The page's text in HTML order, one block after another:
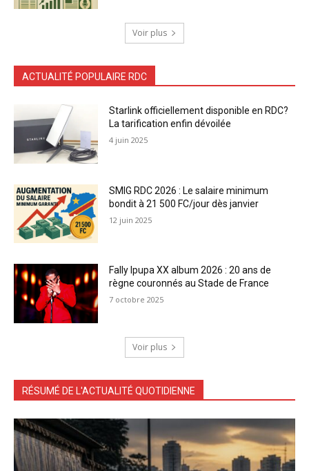
Voir plus
ACTUALITÉ POPULAIRE RDC
Starlink officiellement disponible en RDC?
La tarification enfin dévoilée
4 juin 2025
SMIG RDC 2026 : Le salaire minimum
bondit à 21 500 FC/jour dès janvier
12 juin 2025
Fally Ipupa XX album 2026 : 20 ans de
règne couronnés au Stade de France
7 octobre 2025
Voir plus
RÉSUMÉ DE L'ACTUALITÉ QUOTIDIENNE